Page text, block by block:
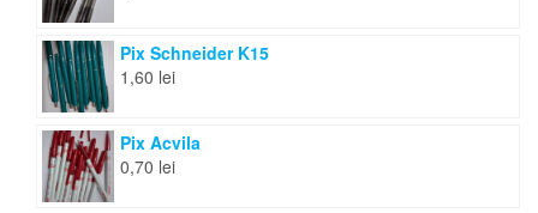
Pix Schneider K15
1,60 lei
Pix Acvila
0,70 lei